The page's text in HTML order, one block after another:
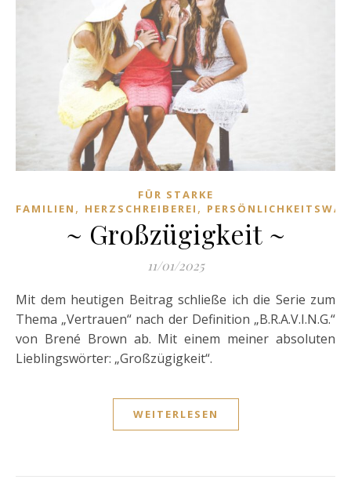
FÜR STARKE
FAMILIEN , HERZSCHREIBEREI ,
~ Großzügigkeit ~
11/01/2025
Mit dem heutigen Beitrag schließe ich die Serie zum
Thema „Vertrauen“ nach der Definition „B.R.A.V.I.N.G.“
von Brené Brown ab. Mit einem meiner absoluten
Lieblingswörter: „Großzügigkeit“.
WEITERLESEN